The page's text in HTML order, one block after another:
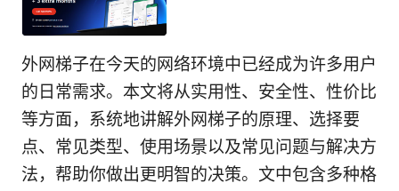
外网梯子在今天的网络环境中已经成为许多用户
的日常需求。本文将从实用性、安全性、性价比
等方面，系统地讲解外网梯子的原理、选择要
点、常见类型、使用场景以及常见问题与解决方
法，帮助你做出更明智的决策。文中包含多种格